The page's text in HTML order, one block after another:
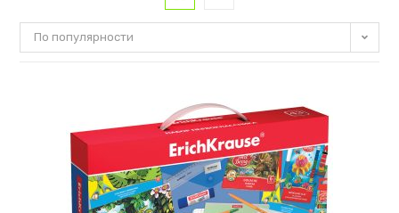
По популярности